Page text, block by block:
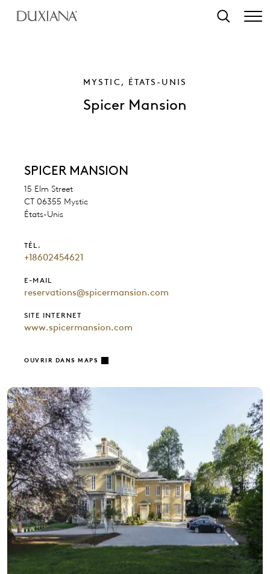
Recherche
MYSTIC, ÉTATS-UNIS
Spicer Mansion
SPICER MANSION
15 Elm Street
CT 06355 Mystic
États-Unis
TÉL.
+18602454621
E-MAIL
reservations@spicermansion.com
SITE INTERNET
www.spicermansion.com
OUVRIR DANS MAPS